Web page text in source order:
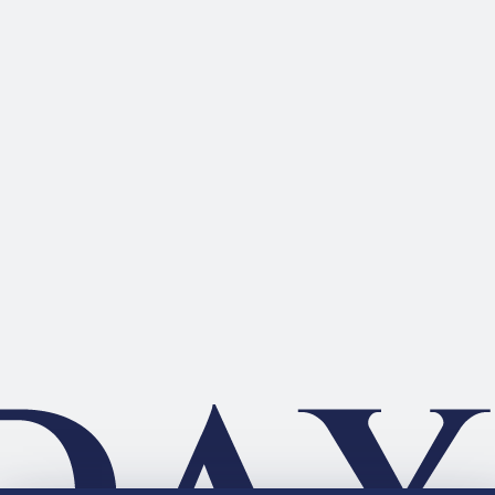
HE★VENS BIRTHDAY
Embrace
eiji shion
HE★VENS Official Site
HE★VENS Official Blog